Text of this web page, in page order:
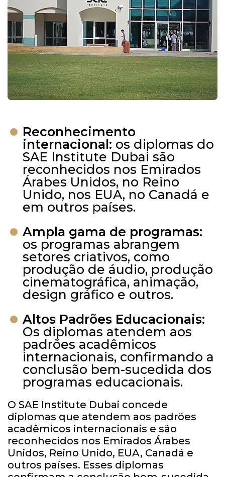
Reconhecimento
internacional: os diplomas do
SAE Institute Dubai são
reconhecidos nos Emirados
Árabes Unidos, no Reino
Unido, nos EUA, no Canadá e
em outros países.
Ampla gama de programas:
os programas abrangem
setores criativos, como
produção de áudio, produção
cinematográfica, animação,
design gráfico e outros.
Altos Padrões Educacionais:
Os diplomas atendem aos
padrões acadêmicos
internacionais, confirmando a
conclusão bem-sucedida dos
programas educacionais.
O SAE Institute Dubai concede
diplomas que atendem aos padrões
acadêmicos internacionais e são
reconhecidos nos Emirados Árabes
Unidos, Reino Unido, EUA, Canadá e
outros países. Esses diplomas